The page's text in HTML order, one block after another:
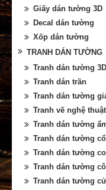
Giấy dán tường 3D
Decal dán tường
Xốp dán tường
TRANH DÁN TƯỜNG
Tranh dán tường 3D
Tranh dán trần
Tranh dán tường
Tranh vẽ nghệ thuật
Tranh dán tường
Tranh dán tường
Tranh dán tường
Tranh dán tường
Tranh dán tường